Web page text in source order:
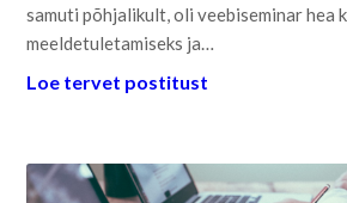
samuti põhjalikult, oli veebiseminar hea
meeldetuletamiseks ja…
Loe tervet postitust